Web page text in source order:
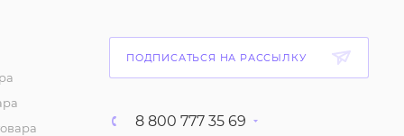
бретелях" женская.
Черная (р-р 48-56)
91₽
ПОДПИСАТЬСЯ НА РАССЫЛКУ
8 800 777 35 69